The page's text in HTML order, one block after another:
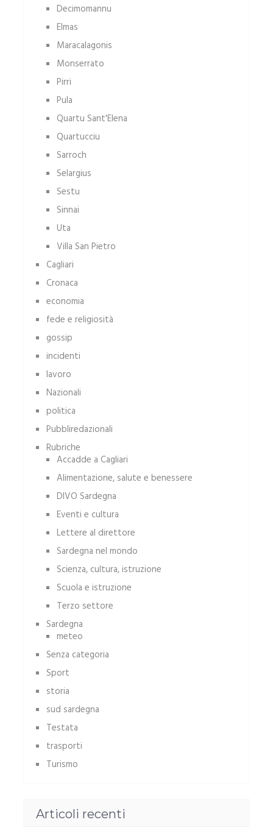
Decimomannu
Elmas
Maracalagonis
Monserrato
Pirri
Pula
Quartu Sant'Elena
Quartucciu
Sarroch
Selargius
Sestu
Sinnai
Uta
Villa San Pietro
Cagliari
Cronaca
economia
fede e religiosità
gossip
incidenti
lavoro
Nazionali
politica
Pubbliredazionali
Rubriche
Accadde a Cagliari
Alimentazione, salute e benessere
DIVO Sardegna
Eventi e cultura
Lettere al direttore
Sardegna nel mondo
Scienza, cultura, istruzione
Scuola e istruzione
Terzo settore
Sardegna
meteo
Senza categoria
Sport
storia
sud sardegna
Testata
trasporti
Turismo
Articoli recenti